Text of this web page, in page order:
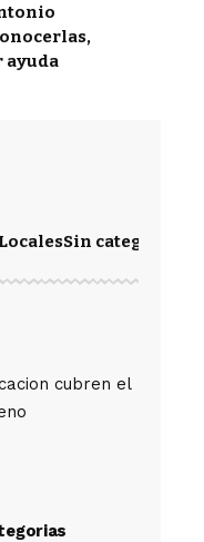
ayuda
LocalesSin categoría
cubren el